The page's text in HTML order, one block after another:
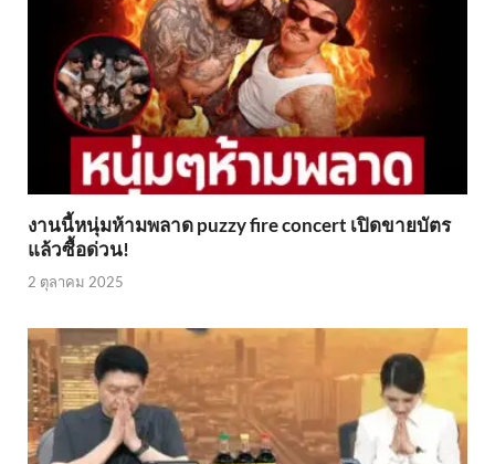
งานนี้หนุ่มห้ามพลาด puzzy fire concert เปิดขายบัตร
แล้วซื้อด่วน!
2 ตุลาคม 2025